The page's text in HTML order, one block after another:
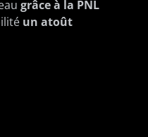
grâce à la PNL
un atoût